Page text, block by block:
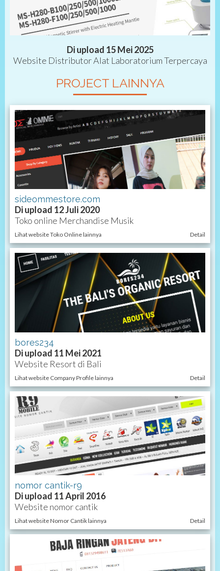
Di upload 15 Mei 2025
Website Distributor Alat Laboratorium Terpercaya
PROJECT LAINNYA
sideommestore.com
Di upload 12 Juli 2020
Toko online Merchandise Musik
Lihat website Toko Online lainnya Detail
bores234
Di upload 11 Mei 2021
Website Resort di Bali
Lihat website Company Profile lainnya Detail
nomor cantik-r9
Di upload 11 April 2016
Website nomor cantik
Lihat website Nomor Cantik lainnya Detail